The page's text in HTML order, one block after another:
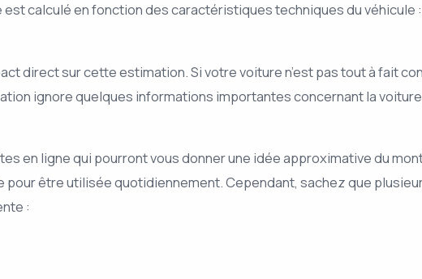
calculé en fonction des caractéristiques techniques du véhicule
direct sur cette estimation. Si votre voiture n’est pas tout à fait
ignore quelques informations importantes concernant la
en ligne qui pourront vous donner une idée approximative du
pour être utilisée quotidiennement. Cependant, sachez que
: